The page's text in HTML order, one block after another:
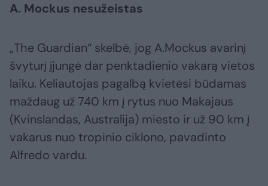
A. Mockus nesužeistas
„The Guardian“ skelbė, jog A.Mockus avarinį
švyturį įjungė dar penktadienio vakarą vietos
laiku. Keliautojas pagalbą kvietėsi būdamas
maždaug už 740 km į rytus nuo Makajaus
(Kvinslandas, Australija) miesto ir už 90 km į
vakarus nuo tropinio ciklono, pavadinto
Alfredo vardu.